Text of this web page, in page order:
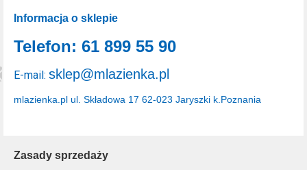
Zasady sprzedaży
Informacja o sklepie
mlazienka.pl ul. Składowa 17 62-023 Jaryszki k.Poznania
Telefon: 61 899 55 90
E-mail: sklep@mlazienka.pl